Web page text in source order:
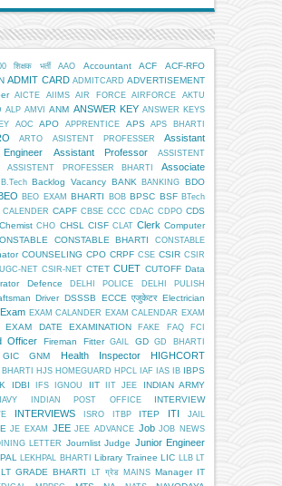
शिक्षक भर्ती AAO Accountant ACF
ACF-RFO
ADMIT CARD ADMITCARD ADVERTISEMENT
AICTE AIIMS AIR FORCE AIRFORCE
AKTU
ALP AMVI ANM ANSWER KEY ANSWER KEYS
AOC APO APPRENTICE APS APS BHARTI
ARTO ASISTENT PROFESSER
Assistant
Assistant Professor
ASSISTENT
ASSISTENT PROFESSER BHARTI
Associate
B.Tech Backlog Vacancy BANK BANKING BDO
BEO EXAM BHARTI BOB BPSC BSF BTech
CALENDER CAPF CBSE CCC CDAC CDPO CDS
Chemist CHO CHSL CISF CLAT Clerk Computer
CONSTABLE BHARTI
CONSTABLE
COUNSELING CPO CRPF CSE CSIR CSIR
NET CSIR-NET CTET CUET CUTOFF Data
Defence DELHI POLICE DELHI PULISH
Driver DSSSB ECCE एजुकेटर Electrician
Exam EXAM CALANDER EXAM CALENDAR EXAM
EXAM DATE EXAMINATION FAKE FAQ
FCI
Officer Fireman Fitter GAIL GD GD BHARTI
GIC GNM Health Inspector HIGHCORT
HJS HOMEGUARD HPCL IAF IAS IB IBPS
IDBI IFS IGNOU IIT IIT JEE INDIAN ARMY
INDIAN POST OFFICE INTERVIEW
INTERVIEWS ISRO ITBP ITEP ITI
JAIL
JE EXAM JEE JEE ADVANCE Job JOB NEWS
LETTER Journlist Judge Junior Engineer
LEKHPAL BHARTI Library Trainee LIC LLB LT
LT GRADE BHARTI LT ग्रेड MAINS Manager IT